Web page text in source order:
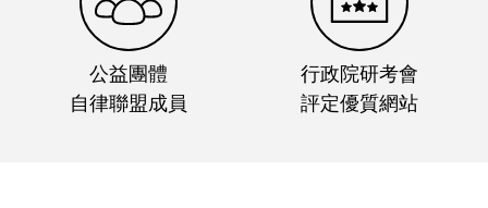
公益團體
自律聯盟成員
行政院研考會
評定優質網站